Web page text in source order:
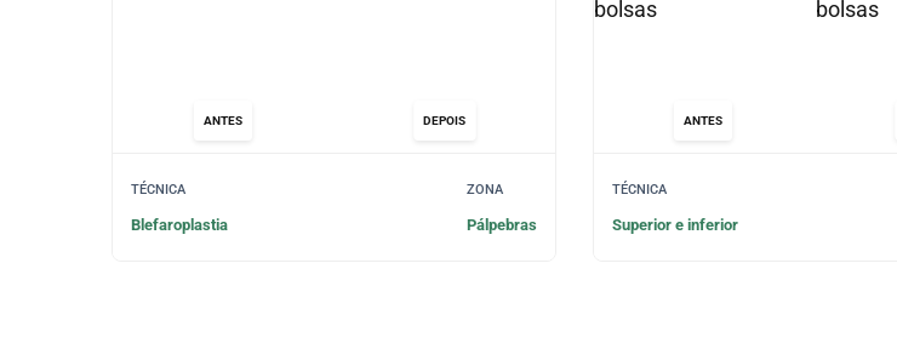
ANTES DEPOIS
TÉCNICA
Blefaroplastia
ZONA
Pálpebras
ANTES
TÉCNICA
Superior e inferior